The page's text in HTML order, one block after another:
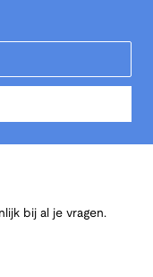
bij al je vragen.